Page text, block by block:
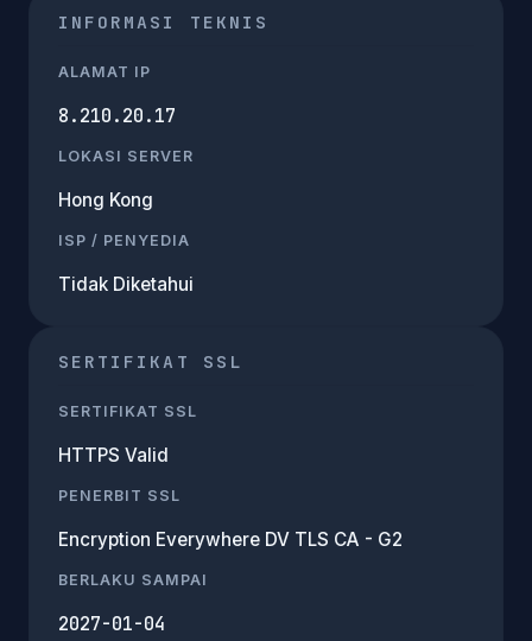
INFORMASI TEKNIS
ALAMAT IP
8.210.20.17
LOKASI SERVER
Hong Kong
ISP / PENYEDIA
Tidak Diketahui
SERTIFIKAT SSL
SERTIFIKAT SSL
HTTPS Valid
PENERBIT SSL
Encryption Everywhere DV TLS CA - G2
BERLAKU SAMPAI
2027-01-04